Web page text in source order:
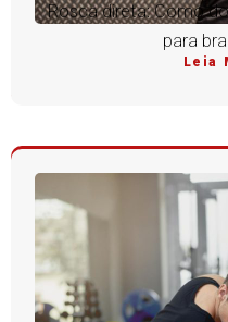
Rosca direta: Como
para
Leia